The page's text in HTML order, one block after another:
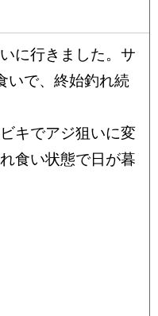
に行きました。サ
いで、終始釣れ続
キでアジ狙いに変
食い状態で日が暮